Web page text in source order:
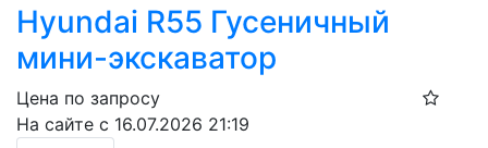
Hyundai R55 Гусеничный
мини-экскаватор
Цена по запросу
На сайте с 16.07.2026 21:19